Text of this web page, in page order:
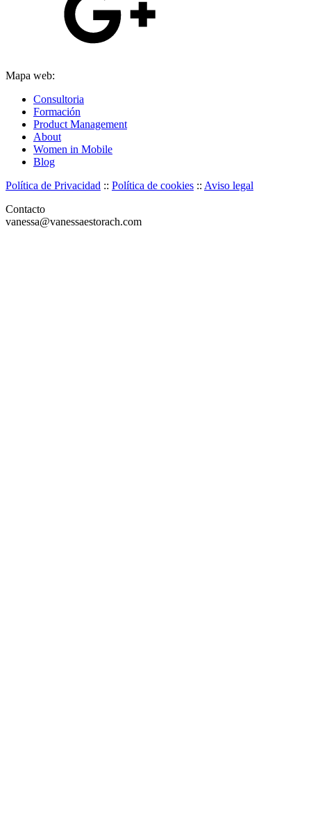
Mapa web:
Consultoria
Formación
Product Management
About
Women in Mobile
Blog
Política de Privacidad :: Política de cookies :: Aviso legal
Contacto
vanessa@vanessaestorach.com